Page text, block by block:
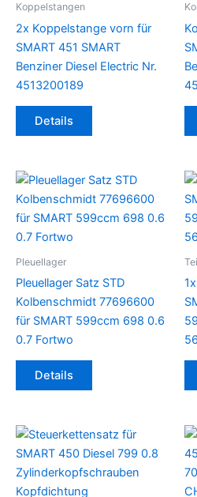
Koppelstangen
2x Koppelstange vorn für
SMART 451 SMART
Benziner Diesel Electric Nr.
4513200189
Details
Pleuellager
Pleuellager Satz STD
Kolbenschmidt 77696600
für SMART 599ccm 698 0.6
0.7 Fortwo
Details